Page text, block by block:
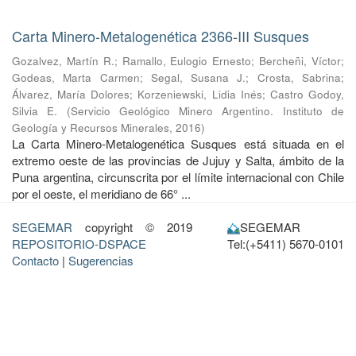
Carta Minero-Metalogenética 2366-III Susques
Gozalvez, Martín R.; Ramallo, Eulogio Ernesto; Bercheñi, Víctor;
Godeas, Marta Carmen; Segal, Susana J.; Crosta, Sabrina;
Álvarez, María Dolores; Korzeniewski, Lidia Inés; Castro Godoy,
Silvia E.
(Servicio Geológico Minero Argentino. Instituto de
Geología y Recursos Minerales, 2016)
La Carta Minero-Metalogenética Susques está situada en el
extremo oeste de las provincias de Jujuy y Salta, ámbito de la
Puna argentina, circunscrita por el límite internacional con Chile
por el oeste, el meridiano de 66° ...
SEGEMAR copyright © 2019
REPOSITORIO-DSPACE
Contacto | Sugerencias
SEGEMAR
Tel:(+5411) 5670-0101